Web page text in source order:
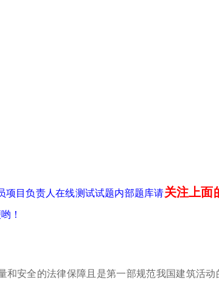
目负责人在线测试试题内部题库请关注上面
！
安全的法律保障且是第一部规范我国建筑活动